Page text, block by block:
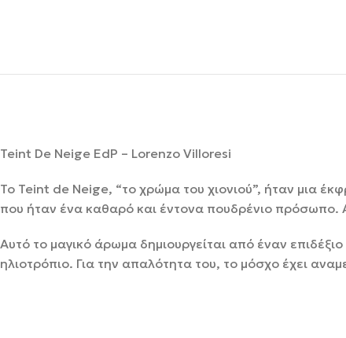
Teint De Neige EdP – Lorenzo Villoresi
Το Teint de Neige, “το χρώμα του χιονιού”, ήταν μια
που ήταν ένα καθαρό και έντονα πουδρένιο πρόσωπο.
Αυτό το μαγικό άρωμα δημιουργείται από έναν
ηλιοτρόπιο. Για την απαλότητα του, το μόσχο έχει